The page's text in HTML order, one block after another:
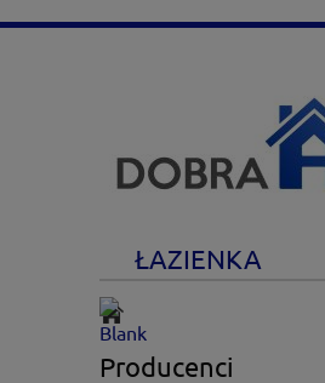
ŁAZIENKA
Producenci